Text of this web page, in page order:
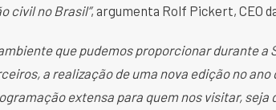
civil no Brasil”, argumenta Rolf Pickert, CEO
que pudemos proporcionar durante
a realização de uma nova edição no
extensa para quem nos visitar, seja